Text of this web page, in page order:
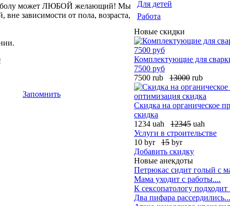
может ЛЮБОЙ желающий! Мы
зависимости от пола, возраста,
Запомнить
Для детей
Работа
Новые скидки
Комплектующие для
7500 руб
7500 rub
13000 rub
Скидка на органическое
скидка
1234 uah
12345 uah
Услуги в строительстве
10 byr
15 byr
Добавить скидку
Новые анекдоты
Петрюкас сидит голый с
Мама уходит с работы....
К сексопатологу
Два пифара